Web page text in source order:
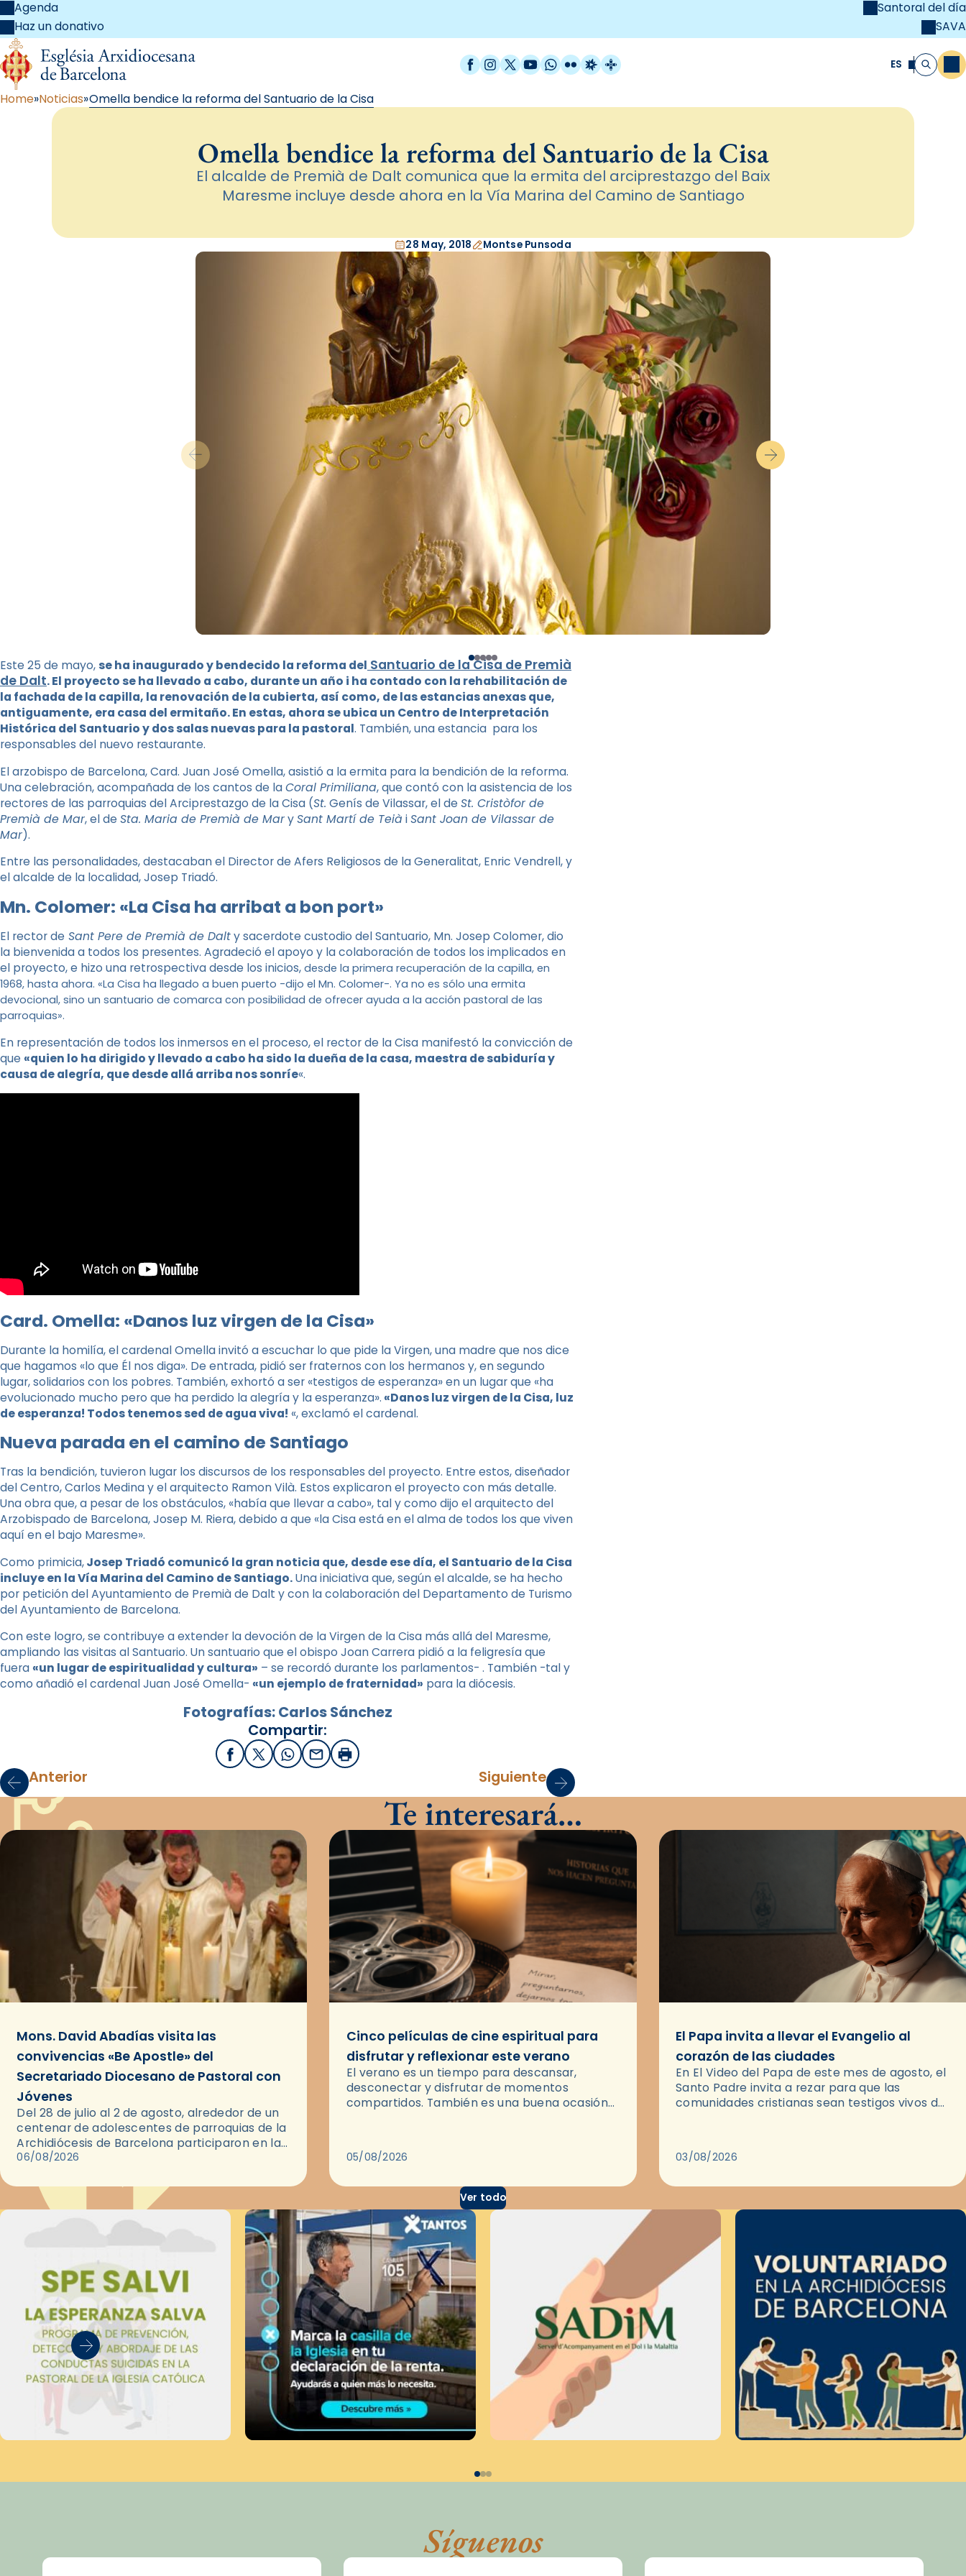
Agenda
Haz un donativo
Santoral del día
SAVA
Facebook
Instagram
X / Twitter
YouTube
WhatsApp
FlickrRadio Estel
Catalunya Cristiana ES Buscar
Home Noticias Omella bendice la reforma del Santuario de la Cisa
Omella bendice la reforma del Santuario de la Cisa
El alcalde de Premià de Dalt comunica que la ermita del arciprestazgo del Baix
Maresme incluye desde ahora en la Vía Marina del Camino de Santiago
28 May, 2018 Montse Punsoda
Este 25 de mayo, se ha inaugurado y bendecido la reforma del Santuario de la Cisa de Premià
de Dalt. El proyecto se ha llevado a cabo, durante un año i ha contado con la rehabilitación de
la fachada de la capilla, la renovación de la cubierta, así como, de las estancias anexas que,
antiguamente, era casa del ermitaño. En estas, ahora se ubica un Centro de Interpretación
Histórica del Santuario y dos salas nuevas para la pastoral. También, una estancia para los
responsables del nuevo restaurante.
El arzobispo de Barcelona, ​​Card. Juan José Omella, asistió a la ermita para la bendición de la reforma.
Una celebración, acompañada de los cantos de laCoral Primiliana, que contó con la asistencia de los
rectores de las parroquias del Arciprestazgo de la Cisa (St. Genís de Vilassar, el de St. Cristòfor de
Premià de Mar, el de Sta. Maria de Premià de MarySant Martí de Teià iSant Joan de Vilassar de
Mar).
Entre las personalidades, destacaban el Director de Afers Religiosos de la Generalitat, Enric Vendrell, y
el alcalde de la localidad, Josep Triadó.
Mn. Colomer: «La Cisa ha arribat a bon port»
El rector de Sant Pere de Premià de Dalty sacerdote custodio del Santuario, Mn. Josep Colomer, dio
la bienvenida a todos los presentes. Agradeció el apoyo y la colaboración de todos los implicados en
el proyecto, e hizo una retrospectiva desde los inicios, desde la primera recuperación de la capilla, en
1968, hasta ahora. «La Cisa ha llegado a buen puerto -dijo el Mn. Colomer-. Ya no es sólo una ermita
devocional, sino un santuario de comarca con posibilidad de ofrecer ayuda a la acción pastoral de las
parroquias».
En representación de todos los inmersos en el proceso, el rector de la Cisa manifestó la convicción de
que «quien lo ha dirigido y llevado a cabo ha sido la dueña de la casa, maestra de sabiduría y
causa de alegría, que desde allá arriba nos sonríe«.
Card. Omella: «Danos luz virgen de la Cisa»
Durante la homilía, el cardenal Omella invitó a escuchar lo que pide la Virgen, una madre que nos dice
que hagamos «lo que Él nos diga». De entrada, pidió ser fraternos con los hermanos y, en segundo
lugar, solidarios con los pobres. También, exhortó a ser «testigos de esperanza» en un lugar que «ha
evolucionado mucho pero que ha perdido la alegría y la esperanza». «Danos luz virgen de la Cisa, luz
de esperanza! Todos tenemos sed de agua viva! «, exclamó el cardenal.
Nueva parada en el camino de Santiago
Tras la bendición, tuvieron lugar los discursos de los responsables del proyecto. Entre estos, diseñador
del Centro, Carlos Medina y el arquitecto Ramon Vilà. Estos explicaron el proyecto con más detalle.
Una obra que, a pesar de los obstáculos, «había que llevar a cabo», tal y como dijo el arquitecto del
Arzobispado de Barcelona, ​​Josep M. Riera, debido a que «la Cisa está en el alma de todos los que viven
aquí en el bajo Maresme».
Como primicia,Josep Triadó comunicó la gran noticia que, desde ese día, el Santuario de la Cisa
incluye en la Vía Marina del Camino de Santiago.Una iniciativa que, según el alcalde, se ha hecho
por petición del Ayuntamiento de Premià de Dalt y con la colaboración del Departamento de Turismo
del Ayuntamiento de Barcelona.
Con este logro, se contribuye a extender la devoción de la Virgen de la Cisa más allá del Maresme,
ampliando las visitas al Santuario. Un santuario que el obispo Joan Carrera pidió a la feligresía que
fuera «un lugar de espiritualidad y cultura» – se recordó durante los parlamentos- . También -tal y
como añadió el cardenal Juan José Omella- «un ejemplo de fraternidad» para la diócesis.
Fotografías: Carlos Sánchez
Compartir:
FacebookX / Twitter
WhatsApp
EmailImprimir
Anterior Siguiente
Te interesará…
Mons. David Abadías visita las
convivencias «Be Apostle» del
Secretariado Diocesano de Pastoral con
Jóvenes
Del 28 de julio al 2 de agosto, alrededor de un
centenar de adolescentes de parroquias de la
Archidiócesis de Barcelona participaron en las
convivencias Be Apostle, organizadas por el
06/08/2026
Cinco películas de cine espiritual para
disfrutar y reflexionar este verano
El verano es un tiempo para descansar,
desconectar y disfrutar de momentos
compartidos. También es una buena ocasión
05/08/2026
El Papa invita a llevar el Evangelio al
corazón de las ciudades
En El Video del Papa de este mes de agosto, el
Santo Padre invita a rezar para que las
comunidades cristianas sean testigos vivos del
03/08/2026
Ver todo
Síguenos